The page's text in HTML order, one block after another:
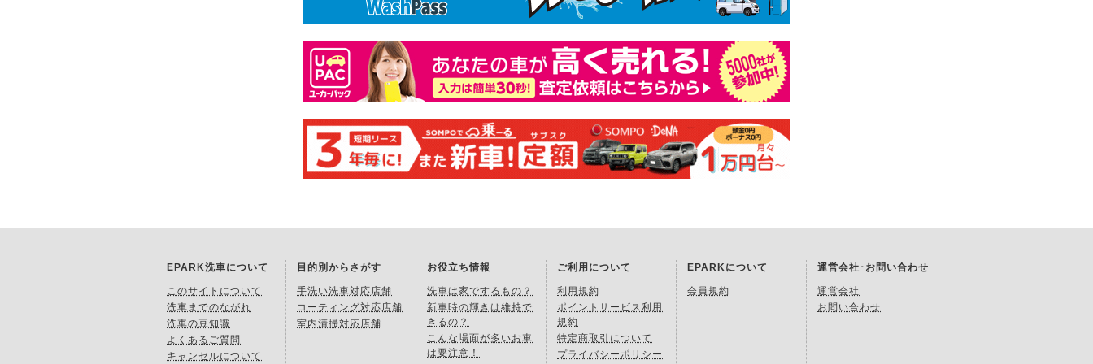
EPARK洗車について
このサイトについて
洗車までのながれ
洗車の豆知識
よくあるご質問
キャンセルについて
目的別からさがす
手洗い洗車対応店舗
コーティング対応店舗
室内清掃対応店舗
お役立ち情報
洗車は家でするもの？
新車時の輝きは維持で
きるの？
こんな場面が多いお車
は要注意！
ご利用について
利用規約
ポイントサービス利用
規約
特定商取引について
プライバシーポリシー
EPARKについて
会員規約
運営会社･お問い合わせ
運営会社
お問い合わせ